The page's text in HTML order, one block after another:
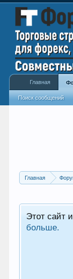
Главная
Этот сайт
больше.
Главная
Поиск сообщений